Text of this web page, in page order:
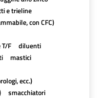
e trieline
con CFC)
F
diluenti
mastici
ecc.)
smacchiatori